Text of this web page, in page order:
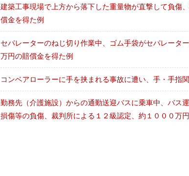
建築工事現場で上方から落下した重量物が直撃して負傷
償金を得た例
セパレーターのねじ切り作業中、ゴム手袋がセパレータ
万円の賠償金を得た例
コンベアローラーに手を挟まれる事故に遭い、手・手指
勤務先（介護施設）からの通勤送迎バスに乗車中、バス
損傷等の負傷、裁判所による１２級認定、約１０００万